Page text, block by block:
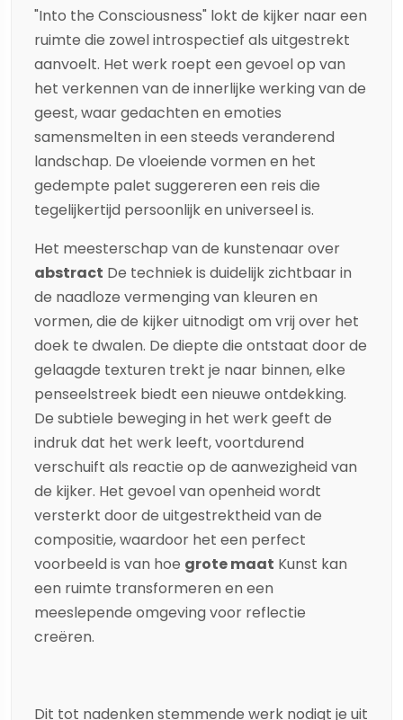
"Into the Consciousness" lokt de kijker naar een
ruimte die zowel introspectief als uitgestrekt
aanvoelt. Het werk roept een gevoel op van
het verkennen van de innerlijke werking van de
geest, waar gedachten en emoties
samensmelten in een steeds veranderend
landschap. De vloeiende vormen en het
gedempte palet suggereren een reis die
tegelijkertijd persoonlijk en universeel is.
Het meesterschap van de kunstenaar over
abstract De techniek is duidelijk zichtbaar in
de naadloze vermenging van kleuren en
vormen, die de kijker uitnodigt om vrij over het
doek te dwalen. De diepte die ontstaat door de
gelaagde texturen trekt je naar binnen, elke
penseelstreek biedt een nieuwe ontdekking.
De subtiele beweging in het werk geeft de
indruk dat het werk leeft, voortdurend
verschuift als reactie op de aanwezigheid van
de kijker. Het gevoel van openheid wordt
versterkt door de uitgestrektheid van de
compositie, waardoor het een perfect
voorbeeld is van hoe grote maat Kunst kan
een ruimte transformeren en een
meeslepende omgeving voor reflectie
creëren.
Dit tot nadenken stemmende werk nodigt je uit